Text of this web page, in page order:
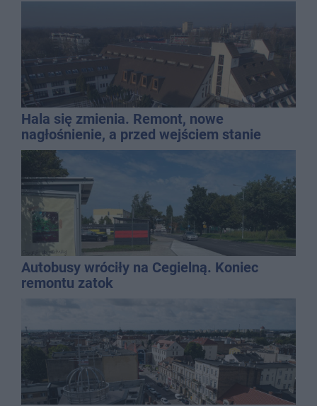
Hala się zmienia. Remont, nowe
nagłośnienie, a przed wejściem stanie
QEMETICA ARENA
Autobusy wróciły na Cegielną. Koniec
remontu zatok